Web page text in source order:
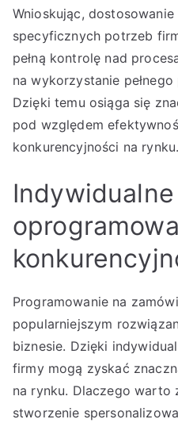
Wnioskując,
specyficznych potrzeb
pełną kontrolę nad
na wykorzystanie pełnego
Dzięki temu osiąga się
pod względem
konkurencyjności na rynku.
Indywidualne
Programowanie na
popularniejszym
biznesie. Dzięki
firmy mogą zyskać
na rynku. Dlaczego warto
stworzenie